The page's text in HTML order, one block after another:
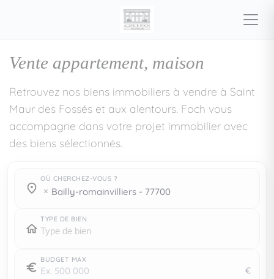
Vente appartement, maison
Retrouvez nos biens immobiliers à vendre à Saint
Maur des Fossés et aux alentours. Foch vous
accompagne dans votre projet immobilier avec
des biens sélectionnés.
OÙ CHERCHEZ-VOUS ?
Où cherchez-vous ?
bailly-romainvilliers - 77700
Où cherchez-vous ?
TYPE DE BIEN
BUDGET MAX
€